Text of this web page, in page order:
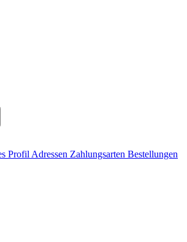
Profil Adressen Zahlungsarten Bestellungen